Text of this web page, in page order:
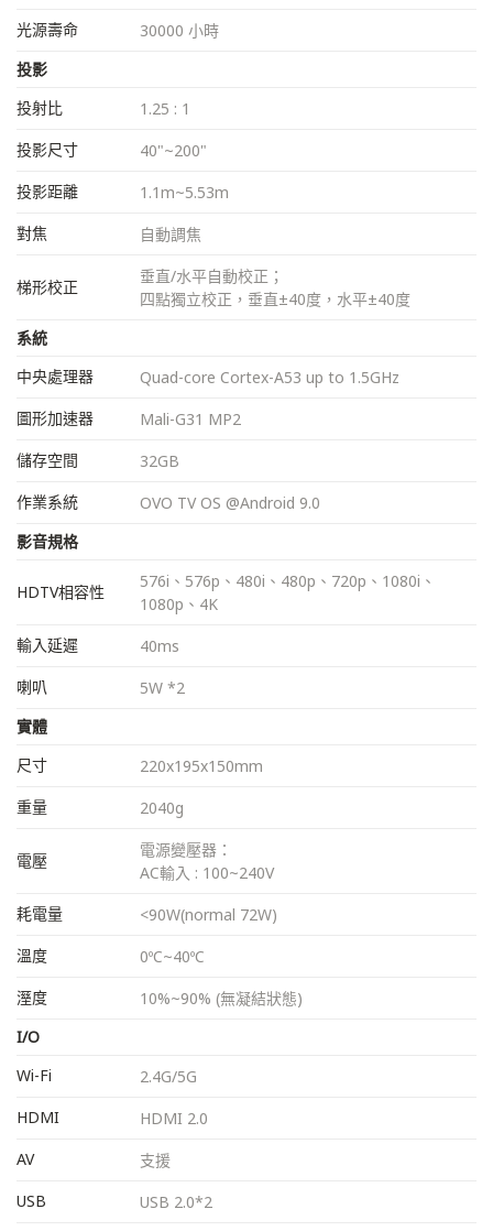
光源壽命
30000 小時
投影
投射比
1.25 : 1
投影尺寸
40"~200"
投影距離
1.1m~5.53m
對焦
自動調焦
梯形校正
垂直/水平自動校正；
四點獨立校正，垂直±40度，水平±40度
系統
中央處理器
Quad-core Cortex-A53 up to 1.5GHz
圖形加速器
Mali-G31 MP2
儲存空間
32GB
作業系統
OVO TV OS @Android 9.0
影音規格
HDTV相容性
576i、576p、480i、480p、720p、1080i、
1080p、4K
輸入延遲
40ms
喇叭
5W *2
實體
尺寸
220x195x150mm
重量
2040g
電壓
電源變壓器：
AC輸入 : 100~240V
耗電量
<90W(normal 72W)
溫度
0ºC~40ºC
溼度
10%~90% (無凝結狀態)
I/O
Wi-Fi
2.4G/5G
HDMI
HDMI 2.0
AV
支援
USB
USB 2.0*2